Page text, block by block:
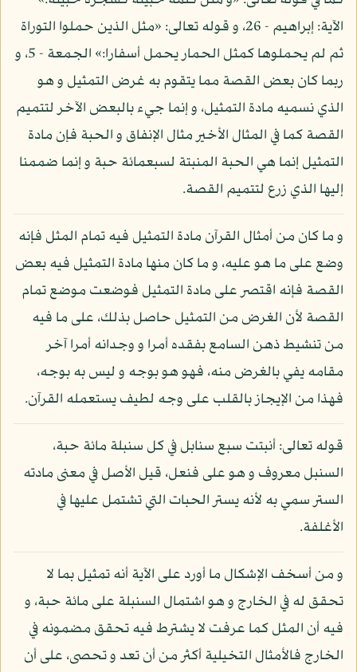
الآية: إبراهيم - 26، و قوله تعالى: «مثل الذين حملوا التوراة
ثم لم يحملوها كمثل الحمار يحمل أسفارا:» الجمعة - 5، و
ربما كان بعض القصة مما يتقوم به غرض التمثيل و هو
الذي نسميه مادة التمثيل، و إنما جيء بالبعض الآخر لتتميم
القصة كما في المثال الأخير مثال الإنفاق و الحبة فإن مادة
التمثيل إنما هي الحبة المنبتة لسبعمائة حبة و إنما ضممنا
إليها الذي زرع لتتميم القصة.
و ما كان من أمثال القرآن مادة التمثيل فيه تمام المثل فإنه
وضع على ما هو عليه، و ما كان منها مادة التمثيل فيه بعض
القصة فإنه اقتصر على مادة التمثيل فوضعت موضع تمام
القصة لأن الغرض من التمثيل حاصل بذلك، على ما فيه
من تنشيط ذهن السامع بفقده أمرا و وجدانه أمرا آخر
مقامه يفي بالغرض منه، فهو هو بوجه و ليس به بوجه،
فهذا من الإيجاز بالقلب على وجه لطيف يستعمله القرآن.
قوله تعالى: أنبتت سبع سنابل في كل سنبلة مائة حبة،
السنبل معروف و هو على فنعل، قيل الأصل في معنى مادته
الستر سمي به لأنه يستر الحبات التي تشتمل عليها في
الأغلفة.
و من أسخف الإشكال ما أورد على الآية أنه تمثيل بما لا
تحقق له في الخارج و هو اشتمال السنبلة على مائة حبة، و
فيه أن المثل كما عرفت لا يشترط فيه تحقق مضمونه في
الخارج فالأمثال التخيلية أكثر من أن تعد و تحصى، على أن